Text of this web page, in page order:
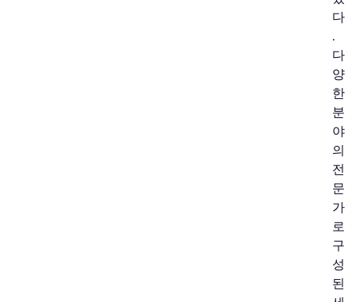
다
.
다
양
한
분
야
의
전
문
가
로
구
성
된